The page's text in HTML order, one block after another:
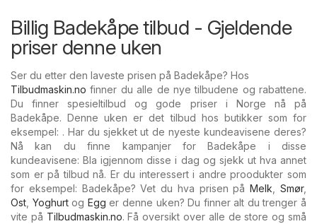
Billig Badekåpe tilbud - Gjeldende
priser denne uken
Ser du etter den laveste prisen på Badekåpe? Hos
Tilbudmaskin.no finner du alle de nye tilbudene og rabattene.
Du finner spesieltilbud og gode priser i Norge nå på
Badekåpe. Denne uken er det tilbud hos butikker som for
eksempel: . Har du sjekket ut de nyeste kundeavisene deres?
Nå kan du finne kampanjer for Badekåpe i disse
kundeavisene: Bla igjennom disse i dag og sjekk ut hva annet
som er på tilbud nå. Er du interessert i andre proodukter som
for eksempel: Badekåpe? Vet du hva prisen påMelk ,Smør,
Ost Yoghurtog Egg er denne uken? Du finner alt du trenger å
vite på Tilbudmaskin.no. Få oversikt over alle de store og små